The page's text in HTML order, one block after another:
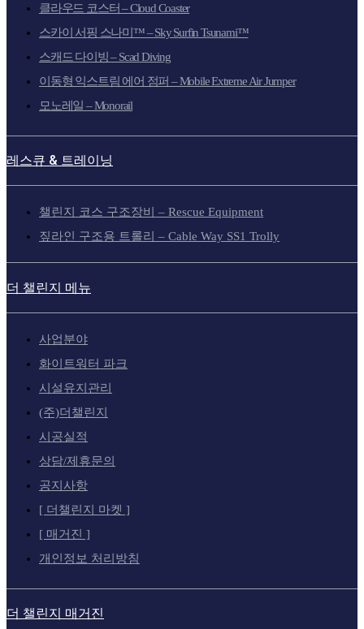
클라우드 코스터 – Cloud Coaster
스카이 서핑 스나미™ – Sky Surfin Tsunami™
스캐드 다이빙 – Scad Diving
이동형 익스트림 에어 점퍼 – Mobile Extreme Air Jumper
모노레일 – Monorail
레스큐 & 트레이닝
챌린지 코스 구조장비 – Rescue Equipment
짚라인 구조용 트롤리 – Cable Way SS1 Trolly
더 챌린지 메뉴
사업분야
화이트워터 파크
시설유지관리
(주)더챌린지
시공실적
상담/제휴문의
공지사항
[ 더챌린지 마켓 ]
[ 매거진 ]
개인정보 처리방침
더 챌린지 매거진